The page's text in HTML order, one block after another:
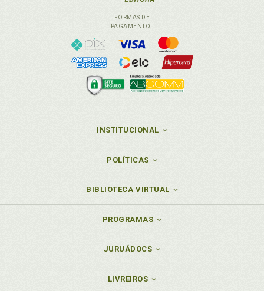
FORMAS DE
PAGAMENTO
INSTITUCIONAL
POLÍTICAS
BIBLIOTECA VIRTUAL
PROGRAMAS
JURUÁDOCS
LIVREIROS